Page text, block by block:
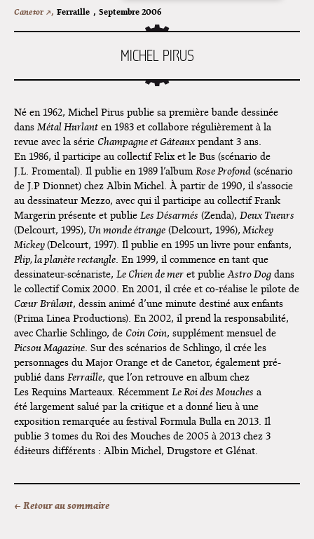
Canetor ↗, Ferraille , Septembre 2006
MICHEL PIRUS
Né en 1962, Michel Pirus publie sa première bande dessinée
dans Métal Hurlant en 1983 et collabore régulièrement à la
revue avec la série Champagne et Gâteaux pendant 3 ans.
En 1986, il participe au collectif Felix et le Bus (scénario de
J.L. Fromental). Il publie en 1989 l’albumRose Profond (scénario
de J.P Dionnet) chez Albin Michel. À partir de 1990, il s’associe
au dessinateur Mezzo, avec qui il participe au collectif Frank
Margerin présente et publie Les Désarmés (Zenda), Deux Tueurs
(Delcourt, 1995), Un monde étrange (Delcourt, 1996), Mickey
Mickey(Delcourt, 1997). Il publie en 1995 un livre pour enfants,
Plip, la planète rectangle. En 1999, il commence en tant que
dessinateur-scénariste, Le Chien de mer et publieAstro Dog dans
le collectif Comix 2000. En 2001, il crée et co-réalise le pilote de
Cœur Brûlant, dessin animé d’une minute destiné aux enfants
(Prima Linea Productions). En 2002, il prend la responsabilité,
avec Charlie Schlingo, de Coin Coin, supplément mensuel de
Picsou Magazine. Sur des scénarios de Schlingo, il crée les
personnages du Major Orange et de Canetor, également pré-
publié dans Ferraille, que l’on retrouve en album chez
Les Requins Marteaux. Récemment Le Roi des Mouches a
été largement salué par la critique et a donné lieu à une
exposition remarquée au festival Formula Bulla en 2013. Il
publie 3 tomes du Roi des Mouches de 2005 à 2013 chez 3
éditeurs différents : Albin Michel, Drugstore et Glénat.
← Retour au sommaire
Montpellier !
Lancements de "Ras le bol" de
Exposition "Fungirl : Funeral
Home" à Colomiers
Tournée "Vulva Viking" : Elizabeth
Pich à Paris et Vincennes !
Dédicace de Gwénola Carrère à
Bruxelles